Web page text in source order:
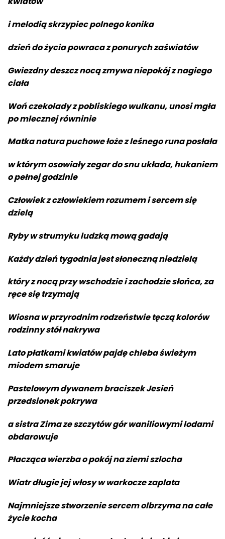
i melodią skrzypiec polnego konika
dzień do życia powraca z ponurych zaświatów
Gwiezdny deszcz nocą zmywa niepokój z nagiego
ciała
Woń czekolady z pobliskiego wulkanu, unosi mgła
po mlecznej równinie
Matka natura puchowe łoże z leśnego runa posłała
w którym osowiały zegar do snu układa, hukaniem
o pełnej godzinie
Człowiek z człowiekiem rozumem i sercem się
dzielą
Ryby w strumyku ludzką mową gadają
Każdy dzień tygodnia jest słoneczną niedzielą
który z nocą przy wschodzie i zachodzie słońca, za
ręce się trzymają
Wiosna w przyrodnim rodzeństwie tęczą kolorów
rodzinny stół nakrywa
Lato płatkami kwiatów pajdę chleba świeżym
miodem smaruje
Pastelowym dywanem braciszek Jesień
przedsionek pokrywa
a sistra Zima ze szczytów gór waniliowymi lodami
obdarowuje
Płacząca wierzba o pokój na ziemi szlocha
Wiatr długie jej włosy w warkocze zaplata
Najmniejsze stworzenie sercem olbrzyma na całe
życie kocha